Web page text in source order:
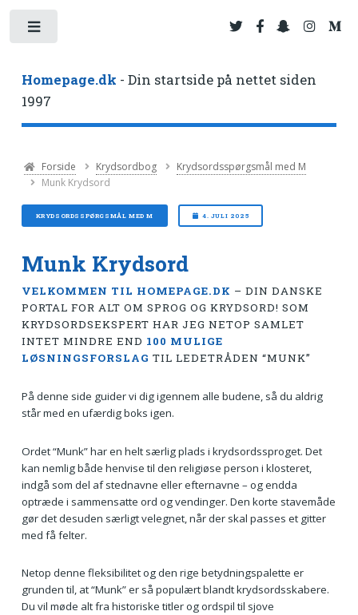
Homepage.dk - Din startside på nettet siden
1997
Forside Krydsordbog
Krydsordsspørgsmål med M
Munk Krydsord
KRYDSORDSSPØRGSMÅL MED M 4. JULI 2025
Munk Krydsord
VELKOMMEN TIL HOMEPAGE.DK – DIN DANSKE
PORTAL FOR ALT OM SPROG OG KRYDSORD! SOM
KRYDSORDSEKSPERT HAR JEG NETOP SAMLET
INTET MINDRE END 100 MULIGE
LØSNINGSFORSLAG TIL LEDETRÅDEN “MUNK”
På denne side guider vi dig igennem alle budene, så du aldrig
står med en ufærdig boks igen.
Ordet “Munk” har en helt særlig plads i krydsordssproget. Det
kan nemlig både henvise til den religiøse person i klosteret,
indgå som del af stednavne eller efternavne – og endda
optræde i sammensatte ord og vendinger. Den korte stavemåde
gør det desuden særligt velegnet, når der skal passes et gitter
med få felter.
Netop denne fleksibilitet og den rige betydningspalette er
grunden til, at “Munk” er så populært blandt krydsordsskabere.
Du vil møde alt fra historiske titler og ordspil til sjove